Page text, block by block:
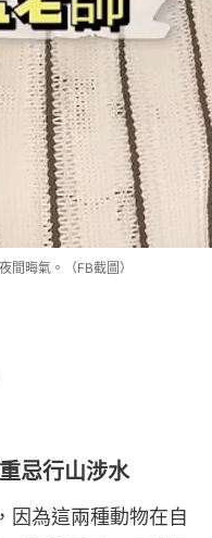
間晦氣。（FB截圖）
忌行山涉水
因為這兩種動物在自